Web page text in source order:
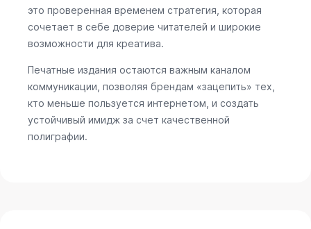
это проверенная временем стратегия, которая
сочетает в себе доверие читателей и широкие
возможности для креатива.
Печатные издания остаются важным каналом
коммуникации, позволяя брендам «зацепить» тех,
кто меньше пользуется интернетом, и создать
устойчивый имидж за счет качественной
полиграфии.